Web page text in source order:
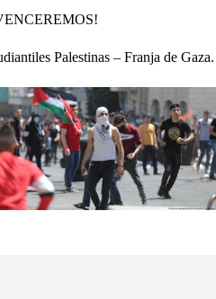
Palestinas – Franja de Gaza.